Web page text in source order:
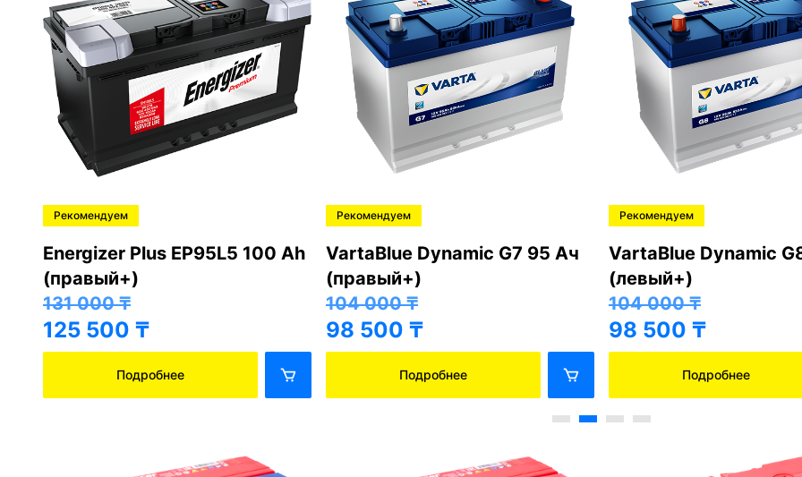
Рекомендуем
Energizer Plus EP95L5 100 Ah
(правый+)
131 000₸
125 500 ₸
Подробнее
Рекомендуем
VartaBlue Dynamic G7 95 Ач
(правый+)
104 000₸
98 500 ₸
Подробнее
Рекомендуем
VartaBlue Dynamic
(левый+)
104 000₸
98 500 ₸
Подробнее